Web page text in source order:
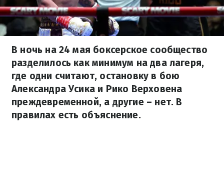
В ночь на 24 мая боксерское сообщество
разделилось как минимум на два лагеря,
где одни считают, остановку в бою
Александра Усика и Рико Верховена
преждевременной, а другие – нет. В
правилах есть объяснение.